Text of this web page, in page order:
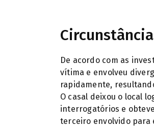
De acordo com as
vítima e envolveu
rapidamente,
O casal deixou o local
interrogatórios e
terceiro envolvido para